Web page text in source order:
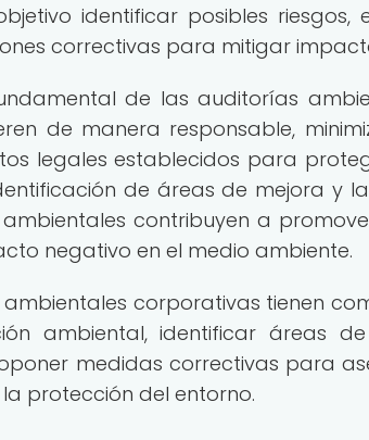
identificar posibles
correctivas para mitigar
de las auditorías
de manera responsable,
legales establecidos para
de áreas de mejora y
contribuyen a
negativo en el medio ambiente.
corporativas tienen
ambiental, identificar áreas
medidas correctivas para
protección del entorno.